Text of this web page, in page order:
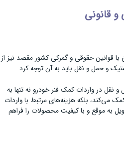
قانونی
قوانین حقوقی و گمرکی کشور مقصد نیز از
و حمل و نقل باید به آن توجه کرد.
در واردات کمک فنر خودرو نه تنها به
می‌کند، بلکه هزینه‌های مرتبط با واردات
به موقع و با کیفیت محصولات را فراهم